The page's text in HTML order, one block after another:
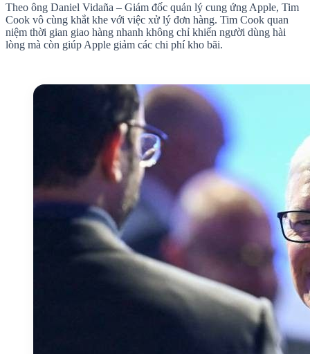
Theo ông Daniel Vidaña – Giám đốc quản lý cung ứng Apple, Tim
Cook vô cùng khắt khe với việc xử lý đơn hàng. Tim Cook quan
niệm thời gian giao hàng nhanh không chỉ khiến người dùng hài
lòng mà còn giúp Apple giảm các chi phí kho bãi.